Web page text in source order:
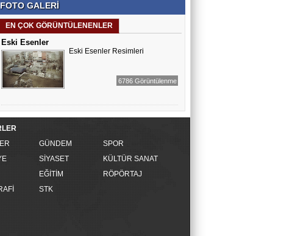
FOTO GALERİ
EN ÇOK GÖRÜNTÜLENENLER
Eski Esenler
Eski Esenler Resimleri
6786 Görüntülenme
GÜNDEM
SPOR
SİYASET
KÜLTÜR SANAT
EĞİTİM
RÖPÖRTAJ
STK